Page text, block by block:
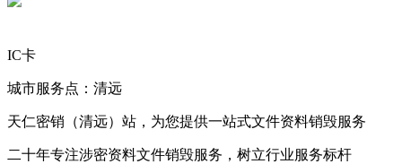
IC卡
城市服务点：清远
天仁密销（清远）站，为您提供一站式文件资料销毁服务
二十年专注涉密资料文件销毁服务，树立行业服务标杆